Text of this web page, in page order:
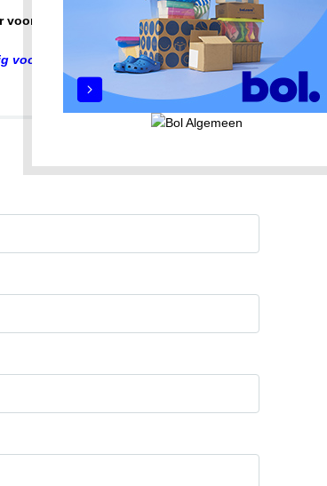
voor onder andere: Kanteldeur;
Sectionaaldeur
voor niet Noorderlingen. Offertes door het hele land!